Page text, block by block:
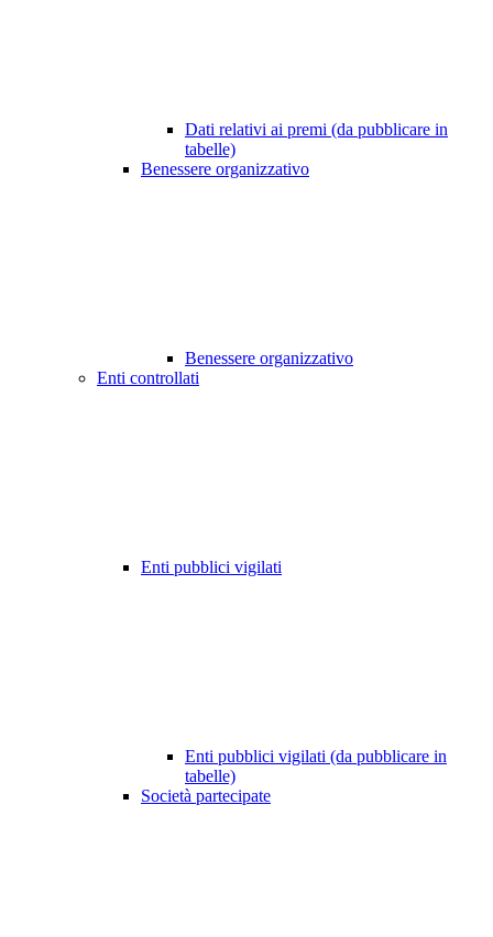
Dati relativi ai premi (da pubblicare in
tabelle)
Benessere organizzativo
Benessere organizzativo
Enti controllati
Enti pubblici vigilati
Enti pubblici vigilati (da pubblicare in
tabelle)
Società partecipate